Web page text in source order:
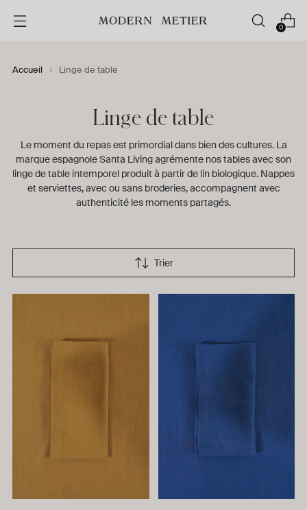
0
Accueil Linge de table
Linge de table
Le moment du repas est primordial dans bien des cultures. La
marque espagnole Santa Living agrémente nos tables avec son
linge de table intemporel produit à partir de lin biologique. Nappes
et serviettes, avec ou sans broderies, accompagnent avec
authenticité les moments partagés.
Trier